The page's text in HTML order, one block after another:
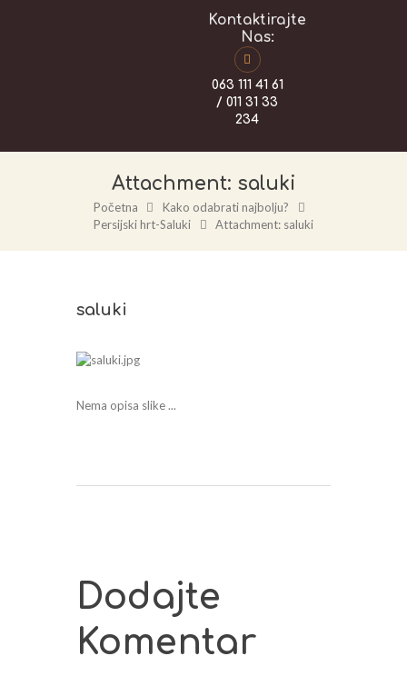
Kontaktirajte
Nas:
063 111 41 61
/ 011 31 33
234
Attachment: saluki
Početna
Kako odabrati najbolju?
Persijski hrt-Saluki
Attachment: saluki
saluki
Nema opisa slike ...
Dodajte
Komentar